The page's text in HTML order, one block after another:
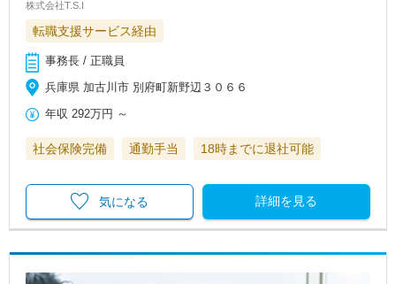
株式会社T.S.I
転職支援サービス経由
事務長 / 正職員
兵庫県 加古川市 別府町新野辺３０６６
年収 292万円 ～
社会保険完備 通勤手当 18時までに退社可能
詳細を見る
気になる